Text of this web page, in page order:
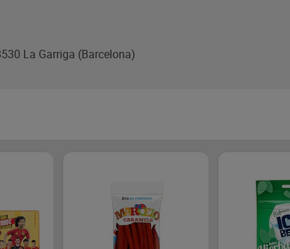
La Garriga (Barcelona)